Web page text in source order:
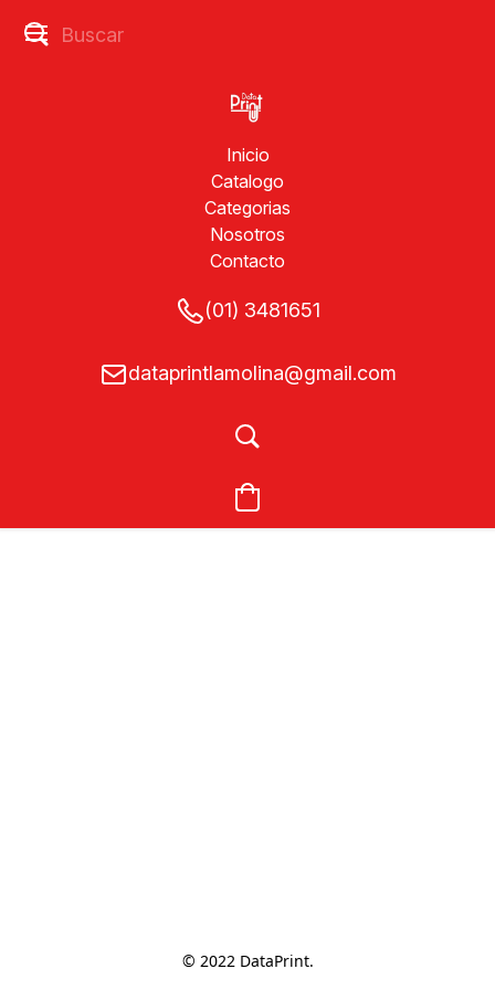
Inicio
Catalogo
Categorias
Nosotros
Contacto
(01) 3481651
dataprintlamolina@gmail.com
© 2022 DataPrint.